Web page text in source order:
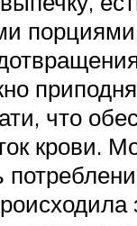
что
крови.